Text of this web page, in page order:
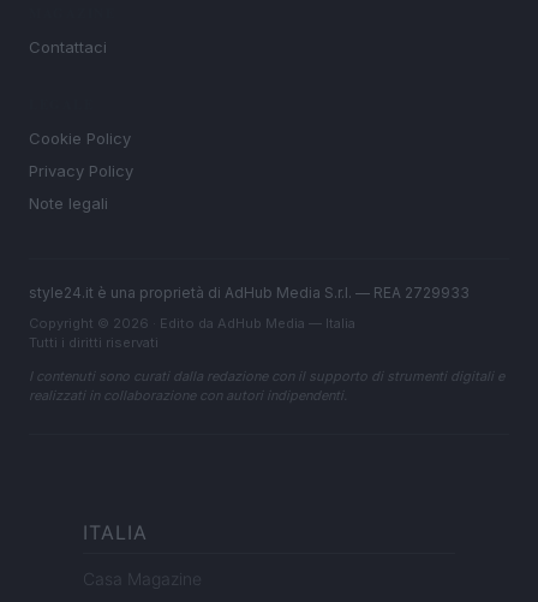
Contattaci
Cookie Policy
Privacy Policy
Note legali
style24.it è una proprietà di AdHub Media S.r.l. — REA 2729933
Copyright © 2026 · Edito da AdHub Media — Italia
Tutti i diritti riservati
I contenuti sono curati dalla redazione con il supporto di strumenti digitali e
realizzati in collaborazione con autori indipendenti.
ITALIA
Casa Magazine